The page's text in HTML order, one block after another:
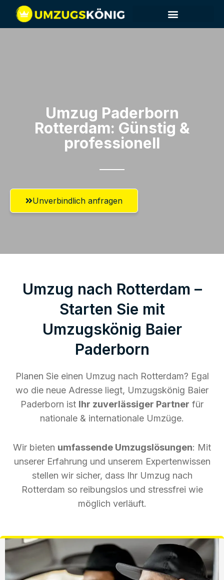
Umzug Paderborn​
Rotterdam: Günstig &
professionell​
Unverbindlich anfragen
Umzug nach Rotterdam –
Starten Sie mit
Umzugskönig Baier
Paderborn
Planen Sie einen Umzug nach Rotterdam? Egal
wo die neue Adresse liegt, Umzugskönig Baier
Paderborn ist Ihr zuverlässiger Partner für
nationale & internationale Umzüge.
Wir bieten umfassende Umzugslösungen: Mit
unserer Erfahrung und unserem Expertenwissen
stellen wir sicher, dass Ihr Umzug nach
Rotterdam so reibungslos und stressfrei wie
möglich verläuft.